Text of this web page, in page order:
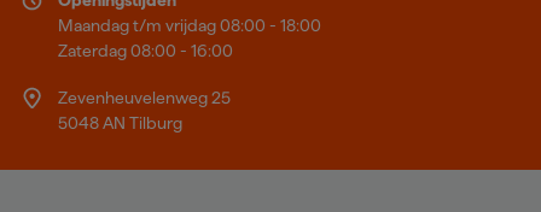
Maandag t/m vrijdag 08:00 - 18:00
Zaterdag 08:00 - 16:00
Zevenheuvelenweg 25
5048 AN Tilburg